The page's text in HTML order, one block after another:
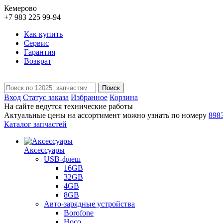
Кемерово
+7 983 225 99-94
Как купить
Сервис
Гарантия
Возврат
Поиск
Вход Статус заказа Избранное Корзина
На сайте ведутся технические работы
Актуальные цены на ассортимент можно узнать по номеру
Каталог запчастей
Аксессуары
USB-флеш
16GB
32GB
4GB
8GB
Авто-зарядные устройства
Borofone